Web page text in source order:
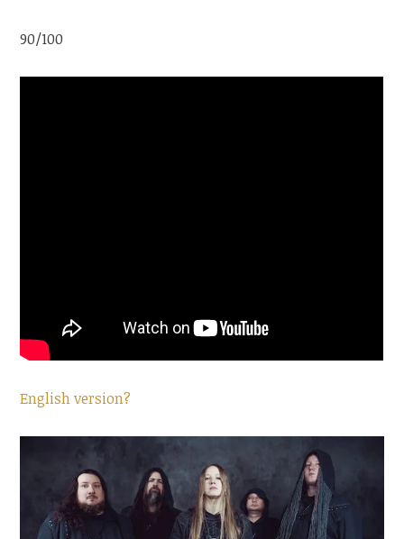
90/100
English version?